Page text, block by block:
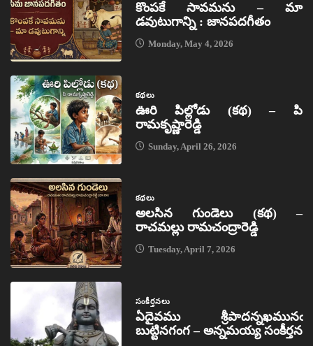
కొంపకే సావమను – మా
డవుటుగాన్ని : జానపదగీతం
Monday, May 4, 2026
కథలు
ఊరి పిల్లోడు (కథ) – పి
రామకృష్ణారెడ్డి
Sunday, April 26, 2026
కథలు
అలసిన గుండెలు (కథ) –
రాచమల్లు రామచంద్రారెడ్డి
Tuesday, April 7, 2026
సంకీర్తనలు
ఏదైవము శ్రీపాదన్నఖమునఁ
బుట్టినగంగ – అన్నమయ్య సంకీర్తన